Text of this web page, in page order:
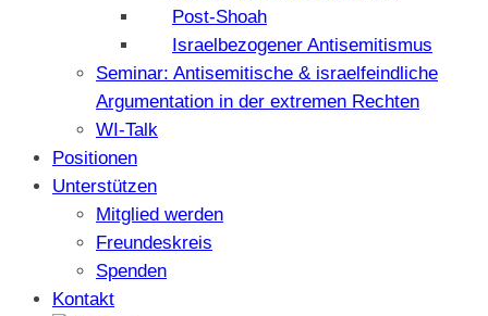
Post-Shoah
Israelbezogener Antisemitismus
Seminar: Antisemitische & israelfeindliche
Argumentation in der extremen Rechten
WI-Talk
Positionen
Unterstützen
Mitglied werden
Freundeskreis
Spenden
Kontakt